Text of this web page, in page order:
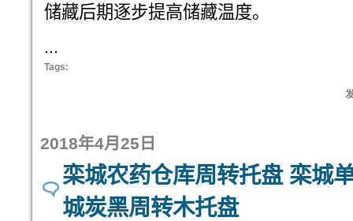
储藏后期逐步提高储藏温度。
...
Tags:
2018年4月25日
栾城农药仓库周转托盘 栾城
城炭黑周转木托盘